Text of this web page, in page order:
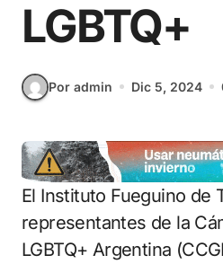
LGBTQ+
Por admin Dic 5, 2024
El Instituto Fueguino de Turismo recibió a
representantes de la
LGBTQ+ Argentina